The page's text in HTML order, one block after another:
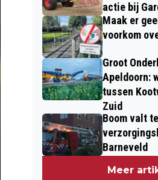
actie bij
Maak er
voorkom
Groot
Apeldoorn:
tussen
Zuid
Boom valt
Barneveld
Meer